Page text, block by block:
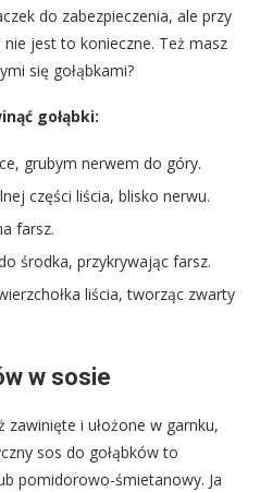
do zabezpieczenia, ale przy
jest to konieczne. Też masz
się gołąbkami?
gołąbki:
grubym nerwem do góry.
części liścia, blisko nerwu.
farsz.
środka, przykrywając farsz.
liścia, tworząc zwarty
w sosie
zawinięte i ułożone w garnku,
sos do gołąbków to
pomidorowo-śmietanowy. Ja